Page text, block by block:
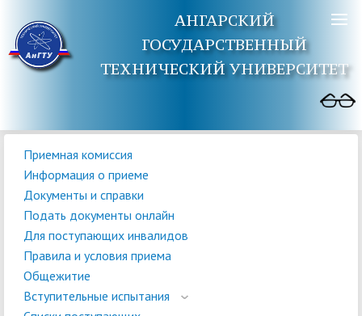
АНГАРСКИЙ
ГОСУДАРСТВЕННЫЙ
ТЕХНИЧЕСКИЙ УНИВЕРСИТЕТ
Приемная комиссия
Информация о приеме
Документы и справки
Подать документы онлайн
Для поступающих инвалидов
Правила и условия приема
Общежитие
Вступительные испытания